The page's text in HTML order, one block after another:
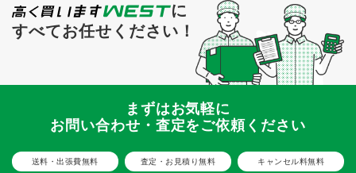
に
すべてお任せください！
まずはお気軽に
お問い合わせ・査定をご依頼ください
送料・出張費無料 査定・お見積り無料 キャンセル料無料